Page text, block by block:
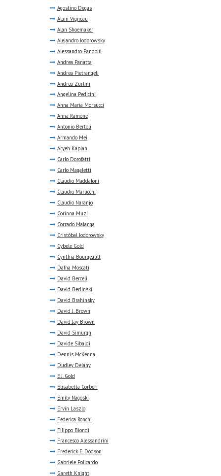
Agostino Degas
Alain Vigneau
Alan Shoemaker
Alejandro Jodorowsky
Alessandro Pandolfi
Andrea Panatta
Andrea Pietrangeli
Andrea Zurlini
Angelina Pedicini
Anna Maria Morsucci
Anna Ramone
Antonio Bertoli
Armando Mei
Aryeh Kaplan
Carlo Dorofatti
Carlo Magaletti
Claudio Maddaloni
Claudio Marucchi
Claudio Naranjo
Corinna Muzi
Corrado Malanga
Cristóbal Jodorowsky
Cybele Gold
Cynthia Bourgeault
Dafna Moscati
David Berceli
David Berlinski
David Brahinsky
David J. Brown
David Jay Brown
David Simurgh
Davide Sibaldi
Dennis McKenna
Dudley Delany
E.J. Gold
Elisabetta Corberi
Emily Nagoski
Ervin Laszlo
Federica Ronchi
Filippo Biondi
Francesco Alessandrini
Frederick E. Dodson
Gabriele Policardo
Gareth Knight